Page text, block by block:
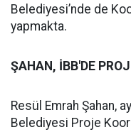
Belediyesi’nde de
yapmakta.
ŞAHAN, İBB'DE
Resül Emrah Şahan,
Belediyesi Proje